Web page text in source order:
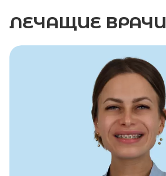
ЛЕЧАЩИЕ ВРАЧИ